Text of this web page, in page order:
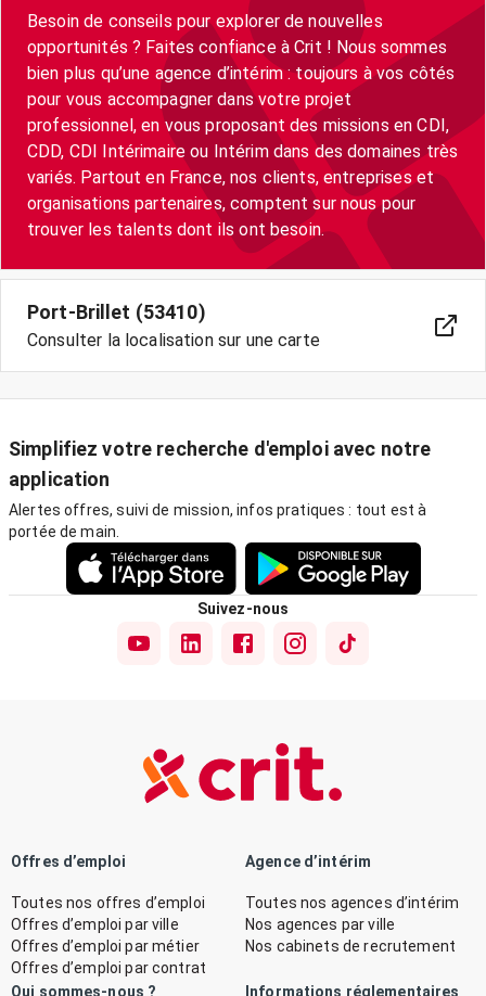
Besoin de conseils pour explorer de nouvelles
opportunités ? Faites confiance à Crit ! Nous sommes
bien plus qu’une agence d’intérim : toujours à vos côtés
pour vous accompagner dans votre projet
professionnel, en vous proposant des missions en CDI,
CDD, CDI Intérimaire ou Intérim dans des domaines très
variés. Partout en France, nos clients, entreprises et
organisations partenaires, comptent sur nous pour
trouver les talents dont ils ont besoin.
Port-Brillet (53410)
Consulter la localisation sur une carte
Simplifiez votre recherche d'emploi avec notre
application
Alertes offres, suivi de mission, infos pratiques : tout est à
portée de main.
Suivez-nous
Offres d’emploi
Toutes nos offres d’emploi
Offres d’emploi par ville
Offres d’emploi par métier
Offres d’emploi par contrat
Agence d’intérim
Toutes nos agences d’intérim
Nos agences par ville
Nos cabinets de recrutement
Qui sommes-nous ? Informations réglementaires